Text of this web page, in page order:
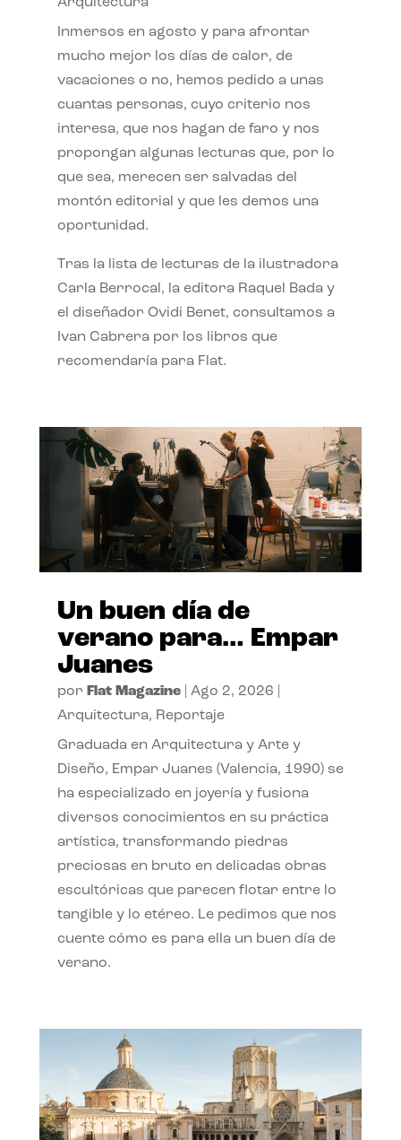
Inmersos en agosto y para afrontar
mucho mejor los días de calor, de
vacaciones o no, hemos pedido a unas
cuantas personas, cuyo criterio nos
interesa, que nos hagan de faro y nos
propongan algunas lecturas que, por lo
que sea, merecen ser salvadas del
montón editorial y que les demos una
oportunidad.
Tras la lista de lecturas de la ilustradora
Carla Berrocal, la editora Raquel Bada y
el diseñador Ovidi Benet, consultamos a
Ivan Cabrera por los libros que
recomendaría para Flat.
Un buen día de
verano para… Empar
Juanes
por Flat Magazine| Ago 2, 2026
Arquitectura, Reportaje
Graduada en Arquitectura y Arte y
Diseño, Empar Juanes (Valencia, 1990) se
ha especializado en joyería y fusiona
diversos conocimientos en su práctica
artística, transformando piedras
preciosas en bruto en delicadas obras
escultóricas que parecen flotar entre lo
tangible y lo etéreo. Le pedimos que nos
cuente cómo es para ella un buen día de
verano.